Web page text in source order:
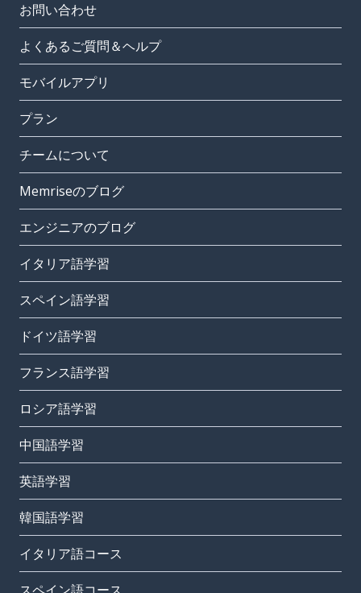
お問い合わせ
よくあるご質問＆ヘルプ
モバイルアプリ
プラン
チームについて
Memriseのブログ
エンジニアのブログ
イタリア語学習
スペイン語学習
ドイツ語学習
フランス語学習
ロシア語学習
中国語学習
英語学習
韓国語学習
イタリア語コース